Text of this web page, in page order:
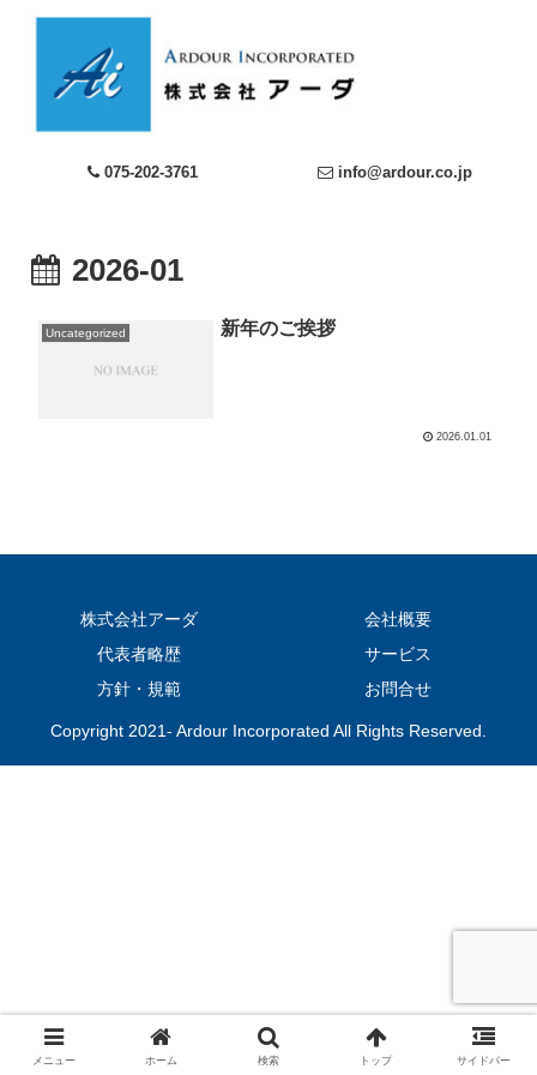
075-202-3761 info@ardour.co.jp
2026-01
Uncategorized 新年のご挨拶
2026.01.01
株式会社アーダ
会社概要
代表者略歴
サービス
方針・規範
お問合せ
Copyright 2021- Ardour Incorporated All Rights Reserved.
メニュー ホーム 検索 トップ サイドバー